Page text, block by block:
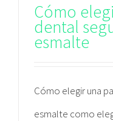
Cómo
dental
esmalte
Cómo elegir una
esmalte como